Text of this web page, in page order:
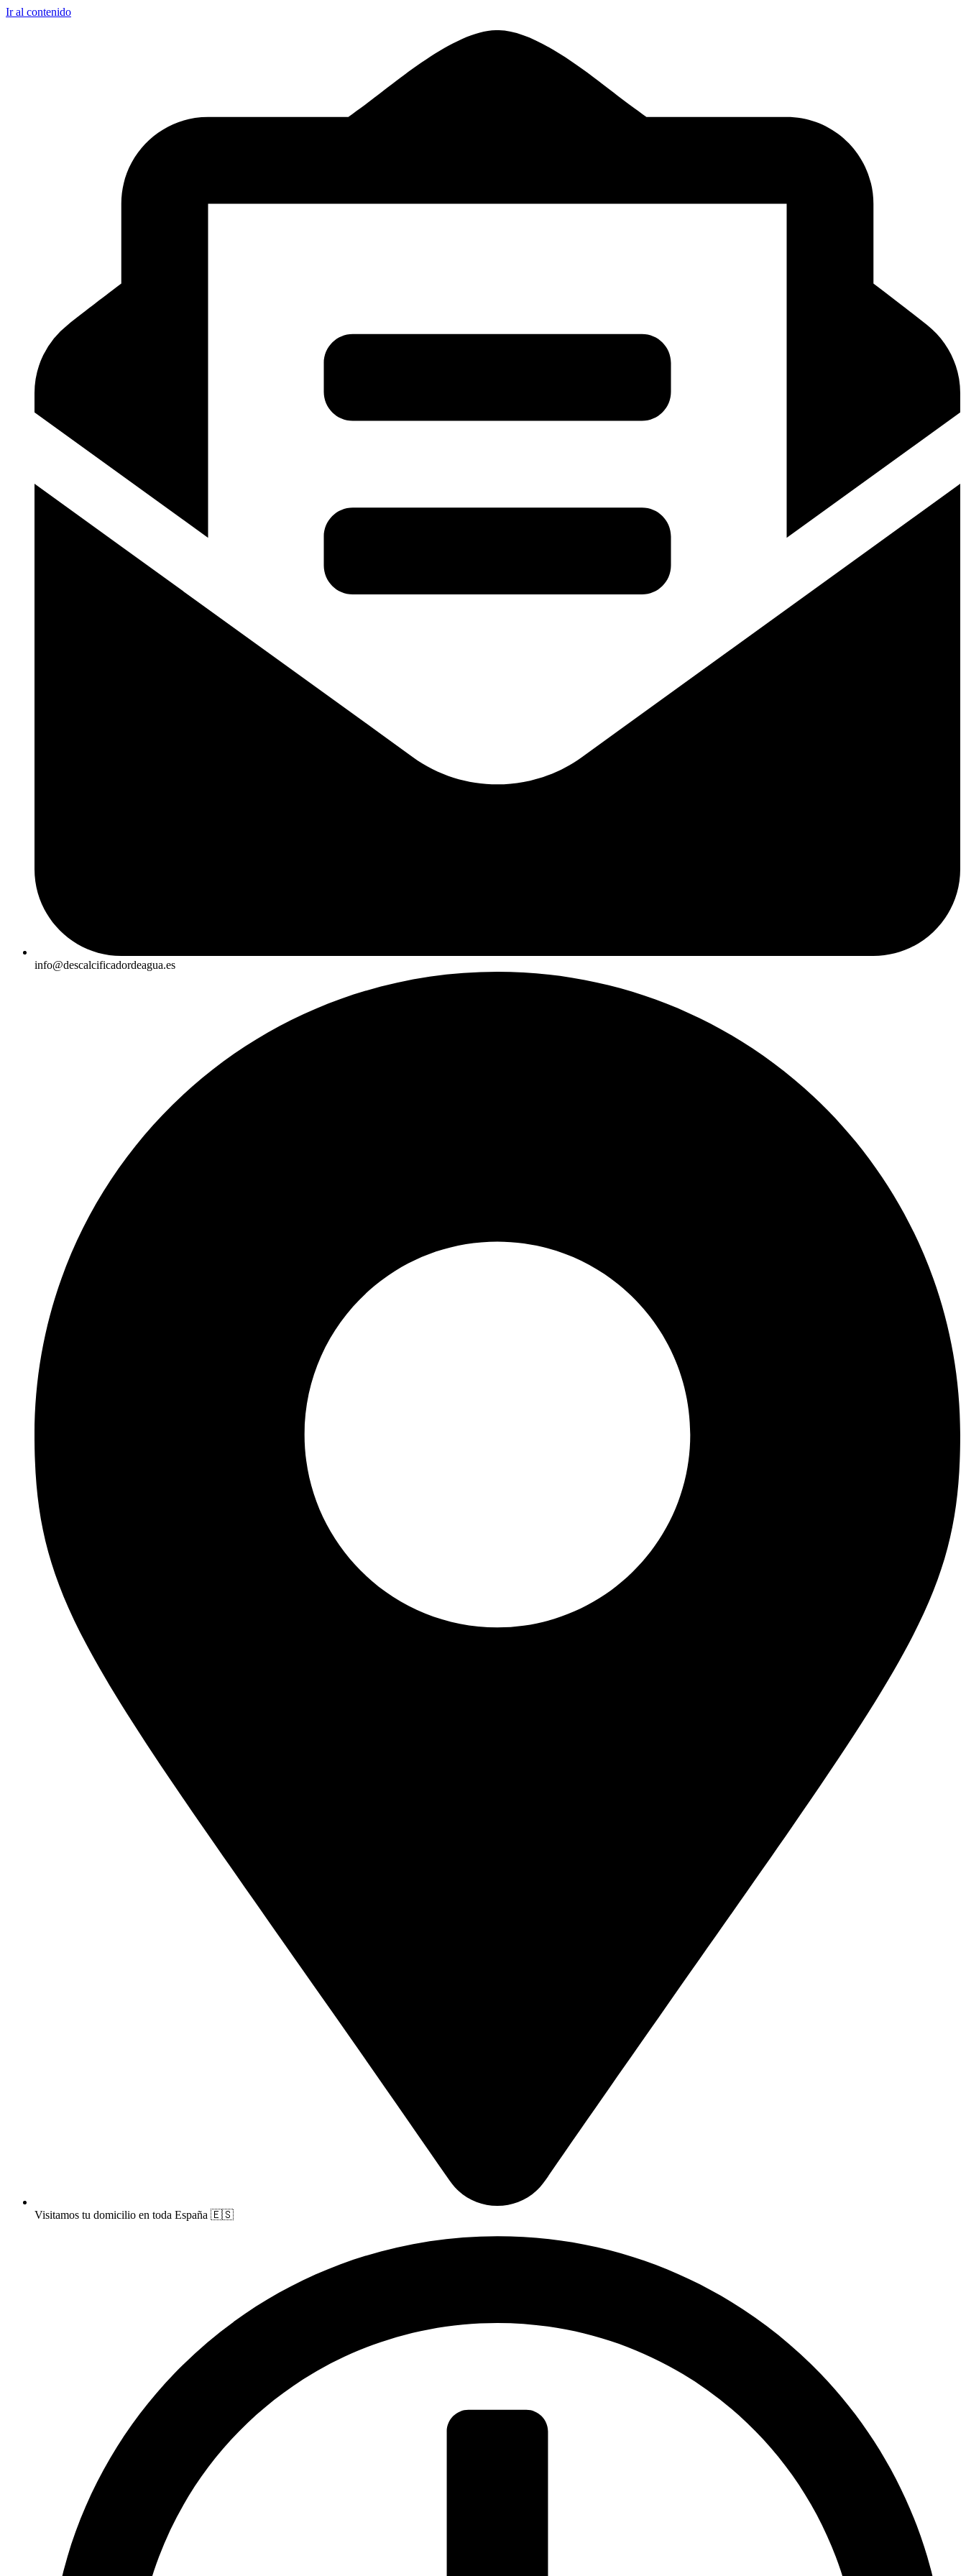
Ir al contenido
info@descalcificadordeagua.es
Visitamos tu domicilio en toda España 🇪🇸